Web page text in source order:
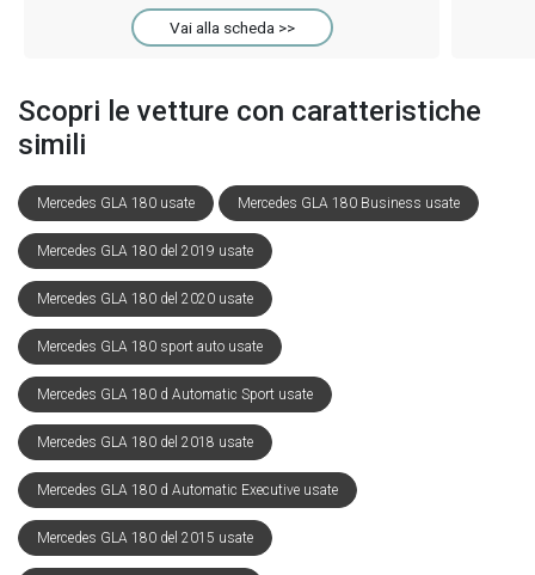
Vai alla scheda >>
Scopri le vetture con caratteristiche
simili
Mercedes GLA 180 usate Mercedes GLA 180 Business usate
Mercedes GLA 180 del 2019 usate
Mercedes GLA 180 del 2020 usate
Mercedes GLA 180 sport auto usate
Mercedes GLA 180 d Automatic Sport usate
Mercedes GLA 180 del 2018 usate
Mercedes GLA 180 d Automatic Executive usate
Mercedes GLA 180 del 2015 usate